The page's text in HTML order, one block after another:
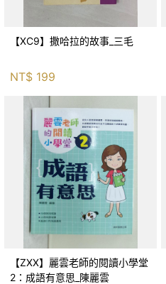
【XC9】撒哈拉的故事_三毛
NT$ 199
【ZXX】麗雲老師的閱讀小學堂
2：成語有意思_陳麗雲